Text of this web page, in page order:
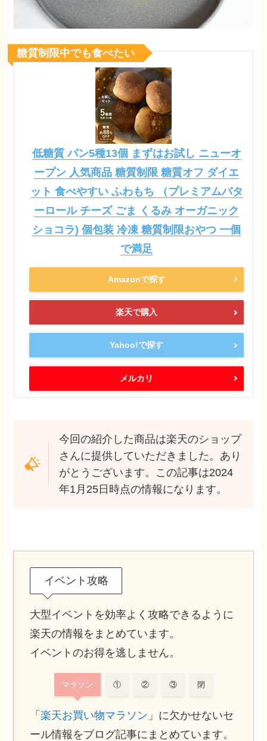
低糖質 パン5種13個 まずはお試し ニューオ
ープン 人気商品 糖質制限 糖質オフ ダイエ
ット 食べやすい ふわもち （プレミアムバタ
ーロール チーズ ごま くるみ オーガニック
ショコラ) 個包装 冷凍 糖質制限おやつ 一個
で満足
Amazonで探す
楽天で購入
Yahoo!で探す
メルカリ
糖質制限中でも食べたい
今回の紹介した商品は楽天のショップ
さんに提供していただきました。あり
がとうございます。この記事は2024
年1月25日時点の情報になります。
イベント攻略
大型イベントを効率よく攻略できるように
楽天の情報をまとめています。
イベントのお得を逃しません。
マラソン ① ② ③ 閉
「楽天お買い物マラソン 」に欠かせないセ
ール情報をブログ記事にまとめています。